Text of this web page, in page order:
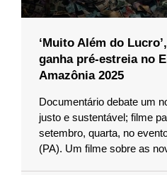
‘Muito Além do
ganha pré-estreia no
Amazônia 2025
Documentário debate um
justo e sustentável; filme
setembro, quarta, no
(PA). Um filme sobre as